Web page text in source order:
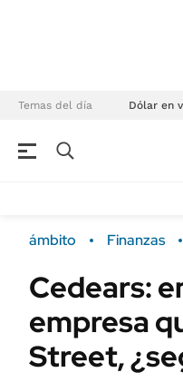
Temas del día Dólar en
Campo
FINANZAS
Dólar
ámbito Finanzas
Cedears:
empresa
Street,